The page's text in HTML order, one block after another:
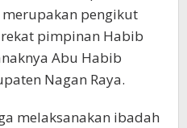
pengikut
pimpinan Habib
Abu Habib
Nagan Raya.
melaksanakan ibadah